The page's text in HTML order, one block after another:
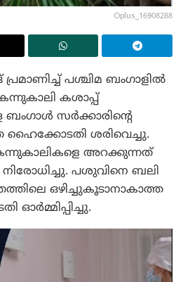
Oplus_16908288
പശ്ചിമ ബംഗാളിൽ
കശാപ്പ്
സർക്കാരിന്റെ
ശരിവെച്ചു.
അറക്കുന്നത്
പശുവിനെ ബലി
ഒഴിച്ചുകൂടാനാകാത്ത
ഓർമ്മിപ്പിച്ചു.